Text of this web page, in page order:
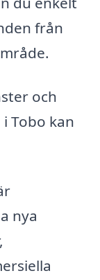
från
och
Tobo kan
nya